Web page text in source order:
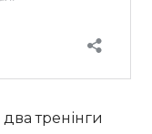
тренінги